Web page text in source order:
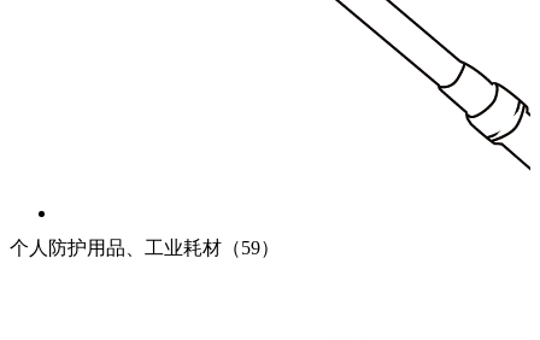
蓝黑产品系列
个人防护用品、工业耗材（59）